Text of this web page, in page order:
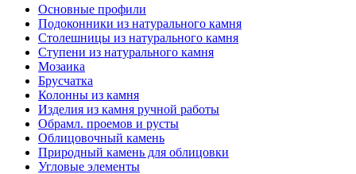
Основные профили
Подоконники из натурального камня
Столешницы из натурального камня
Ступени из натурального камня
Мозаика
Брусчатка
Колонны из камня
Изделия из камня ручной работы
Обрамл. проемов и русты
Облицовочный камень
Природный камень для облицовки
Угловые элементы